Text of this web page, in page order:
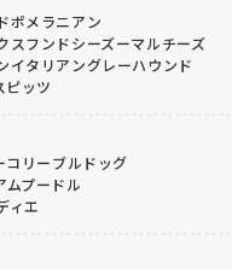
ポメラニアン
スフンドシーズーマルチーズ
イタリアングレーハウンド
ピッツ
コリーブルドッグ
ムプードル
ィエ